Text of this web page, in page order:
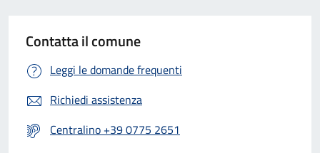
Contatta il comune
Leggi le domande frequenti
Richiedi assistenza
Centralino +39 0775 2651